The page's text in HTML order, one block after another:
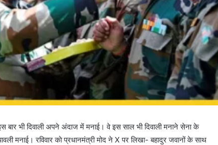
भी दिवाली अपने अंदाज में मनाई। वे इस साल भी दिवाली मनाने सेना के
मनाई। रविवार काे प्रधानमंत्री मोद ने X पर लिखा- बहादुर जवानों के साथ